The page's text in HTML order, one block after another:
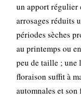
un apport régulier
arrosages réduits
périodes sèches
au printemps ou
peu de taille ; une
floraison suffit à
automnales et